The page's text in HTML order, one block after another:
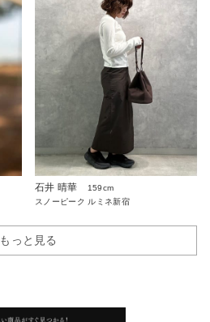
石井 晴華
159cm
スノーピーク ルミネ新宿
もっと見る